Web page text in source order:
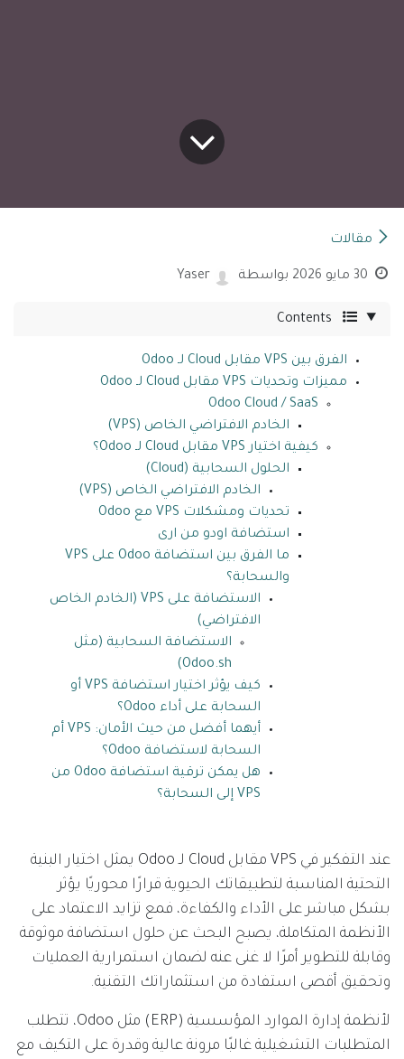
مقالات
30 مايو 2026 بواسطة Yaser
Contents
الفرق بين VPS مقابل Cloud لـ Odoo
مميزات وتحديات VPS مقابل Cloud لـ Odoo
Odoo Cloud / SaaS
الخادم الافتراضي الخاص (VPS)
كيفية اختيار VPS مقابل Cloud لـ Odoo؟
الحلول السحابية (Cloud)
الخادم الافتراضي الخاص (VPS)
تحديات ومشكلات VPS مع Odoo
استضافة اودو من ارى
ما الفرق بين استضافة Odoo على VPS
والسحابة؟
الاستضافة على VPS (الخادم الخاص
الافتراضي)
الاستضافة السحابية (مثل
Odoo.sh)
كيف يؤثر اختيار استضافة VPS أو
السحابة على أداء Odoo؟
أيهما أفضل من حيث الأمان: VPS أم
السحابة لاستضافة Odoo؟
هل يمكن ترقية استضافة Odoo من
VPS إلى السحابة؟
عند التفكير في VPS مقابل Cloud لـ Odoo يمثل اختيار البنية
التحتية المناسبة لتطبيقاتك الحيوية قرارًا محوريًا يؤثر
بشكل مباشر على الأداء والكفاءة، فمع تزايد الاعتماد على
الأنظمة المتكاملة، يصبح البحث عن حلول استضافة موثوقة
وقابلة للتطوير أمرًا لا غنى عنه لضمان استمرارية العمليات
وتحقيق أقصى استفادة من استثماراتك التقنية.
لأنظمة إدارة الموارد المؤسسية (ERP) مثل Odoo، تتطلب
المتطلبات التشغيلية غالبًا مرونة عالية وقدرة على التكيف مع